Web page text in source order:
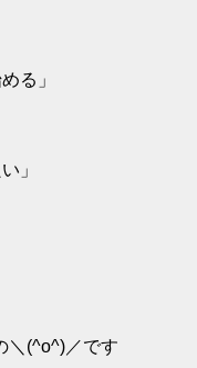
る」
」
＼(^o^)／です